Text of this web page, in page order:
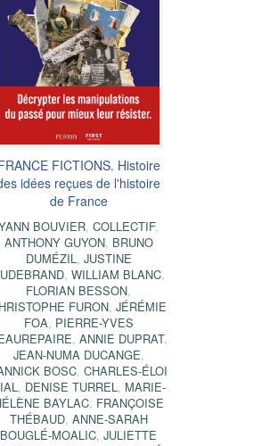
FICTIONS. Histoire
idées reçues de l'histoire
de France
BOUVIER, COLLECTIF,
ANTHONY GUYON, BRUNO
DUMÉZIL, JUSTINE
, WILLIAM BLANC,
FLORIAN BESSON,
FURON, JÉRÉMIE
FOA, PIERRE-YVES
, ANNIE DUPRAT,
JEAN-NUMA DUCANGE,
BOSC, CHARLES-ÉLOI
, DENISE TURREL, MARIE-
BAYLAC, FRANÇOISE
THÉBAUD, ANNE-SARAH
BOUGLÉ-MOALIC, JULIETTE